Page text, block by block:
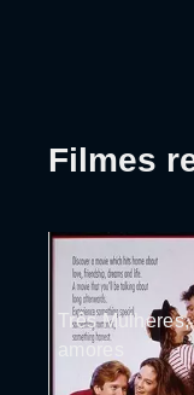
Filmes
Três Mulheres,
amores